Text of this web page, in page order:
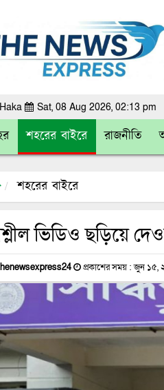
Sat, 08 Aug 2026, 02:13 pm
শহরের বাইরে রাজনীতি
শহরের বাইরে
ভিডিও ছড়িয়ে
প্রকাশের সময় : জুন ১৫,